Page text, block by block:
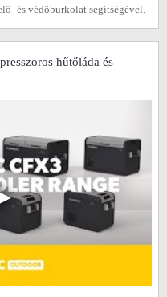
és védőburkolat segítségével.
hűtőláda és